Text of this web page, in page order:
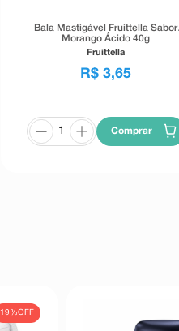
Bala Mastigável Fruittella Sabor
Morango Ácido 40g
Fruittella
R$ 3,65
Comprar
19%OFF